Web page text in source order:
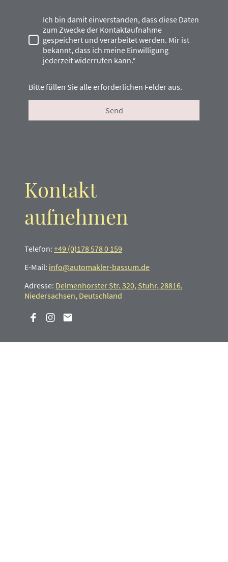
Ich bin damit einverstanden, dass diese Daten
zum Zwecke der Kontaktaufnahme
gespeichert und verarbeitet werden. Mir ist
bekannt, dass ich meine Einwilligung
jederzeit widerrufen kann.*
Bitte füllen Sie alle erforderlichen Felder aus.
Send
Kontakt
aufnehmen
Telefon: +49 (0)178 578 0 159
E-Mail: info@automakler-bassum.de
Adresse: Delmenhorster Str. 320, Stuhr, 28816,
Niedersachsen, Deutschland